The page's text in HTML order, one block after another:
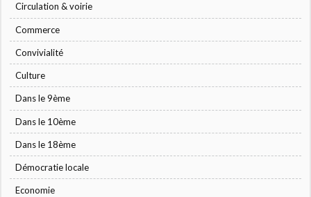
Circulation & voirie
Commerce
Convivialité
Culture
Dans le 9ème
Dans le 10ème
Dans le 18ème
Démocratie locale
Economie